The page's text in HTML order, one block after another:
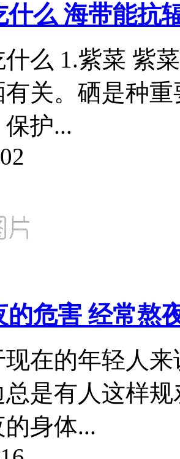
什么 海带能抗
么 1.紫菜 紫
关。硒是种
护...
的危害 经常熬
在的年轻人
是有人这样
身体...